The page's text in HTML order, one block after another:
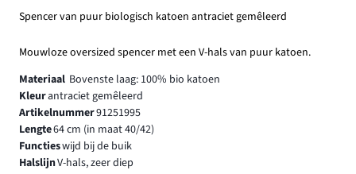
Spencer van puur biologisch katoen antraciet gemêleerd
Mouwloze oversized spencer met een V-hals van puur katoen.
Materiaal Bovenste laag: 100% bio katoen
Kleurantraciet gemêleerd
Artikelnummer91251995
Lengte64 cm (in maat 40/42)
Functieswijd bij de buik
HalslijnV-hals, zeer diep